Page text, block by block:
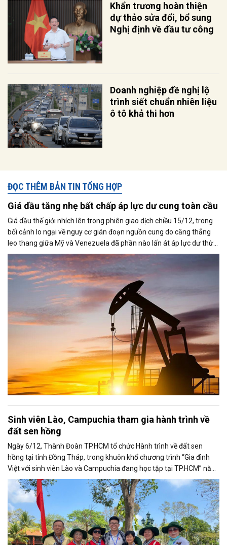
Khẩn trương hoàn thiện
dự thảo sửa đổi, bổ sung
Nghị định về đầu tư công
Doanh nghiệp đề nghị lộ
trình siết chuẩn nhiên liệu
ô tô khả thi hơn
ĐỌC THÊM BẢN TIN TỔNG HỢP
Giá dầu tăng nhẹ bất chấp áp lực dư cung toàn cầu
Giá dầu thế giới nhích lên trong phiên giao dịch chiều 15/12, trong
bối cảnh lo ngại về nguy cơ gián đoạn nguồn cung do căng thẳng
leo thang giữa Mỹ và Venezuela đã phần nào lấn át áp lực dư thừa
nguồn cung đang bao trùm thị trường. Cùng với đó, giới đầu tư tiếp
tục theo dõi sát diễn biến liên quan đến khả năng đạt được một
thỏa thuận hòa bình giữa Nga và Ukraine.
Sinh viên Lào, Campuchia tham gia hành trình về
đất sen hồng
Ngày 6/12, Thành Đoàn TP.HCM tổ chức Hành trình về đất sen
hồng tại tỉnh Đồng Tháp, trong khuôn khổ chương trình “Gia đình
Việt với sinh viên Lào và Campuchia đang học tập tại TP.HCM” năm
2025.